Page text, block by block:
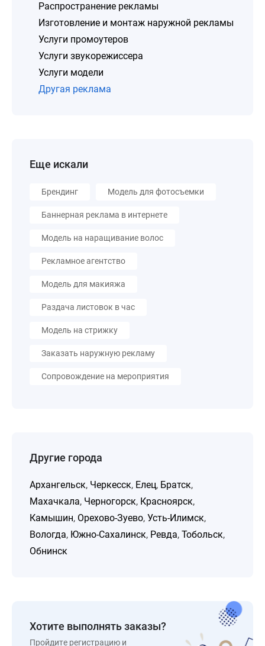
Распространение рекламы
Изготовление и монтаж наружной рекламы
Услуги промоутеров
Услуги звукорежиссера
Услуги модели
Другая реклама
Еще искали
Брендинг Модель для фотосъемки
Баннерная реклама в интернете
Модель на наращивание волос
Рекламное агентство
Модель для макияжа
Раздача листовок в час
Модель на стрижку
Заказать наружную рекламу
Сопровождение на мероприятия
Другие города
Архангельск, Черкесск, Елец, Братск,
Махачкала, Черногорск, Красноярск,
Камышин, Орехово-Зуево, Усть-Илимск,
Вологда, Южно-Сахалинск, Ревда, Тобольск,
Обнинск
Хотите выполнять заказы?
Пройдите регистрацию и